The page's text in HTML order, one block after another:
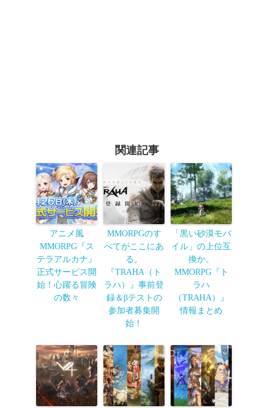
関連記事
アニメ風
MMORPG『ス
テラアルカナ』
正式サービス開
始！心躍る冒険
の数々
MMORPGのす
べてがここにあ
る。
『TRAHA（ト
ラハ）』事前登
録＆βテストの
参加者募集開
始！
「黒い砂漠モバ
イル」の上位互
換か。
MMORPG『ト
ラハ
（TRAHA）』
情報まとめ